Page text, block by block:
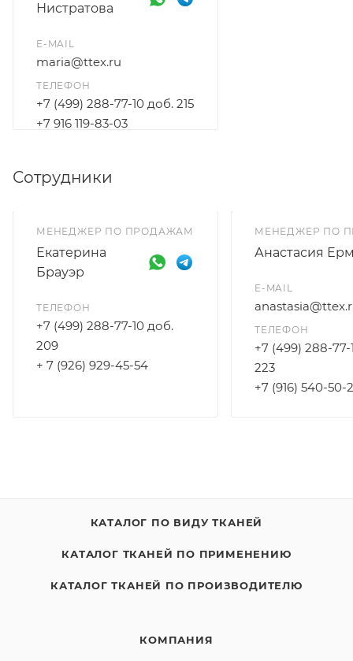
Нистратова
E-MAIL
maria@ttex.ru
ТЕЛЕФОН
+7 (499) 288-77-10 доб. 215
+7 916 119-83-03
Сотрудники
МЕНЕДЖЕР ПО ПРОДАЖАМ
Екатерина
Брауэр
ТЕЛЕФОН
+7 (499) 288-77-10 доб.
209
+ 7 (926) 929-45-54
МЕНЕДЖЕР ПО
Анастасия
E-MAIL
ТЕЛЕФОН
+7 (499) 288-77-
223
+7 (916) 540-50-
КАТАЛОГ ПО ВИДУ ТКАНЕЙ
КАТАЛОГ ТКАНЕЙ ПО ПРИМЕНЕНИЮ
КАТАЛОГ ТКАНЕЙ ПО ПРОИЗВОДИТЕЛЮ
КОМПАНИЯ